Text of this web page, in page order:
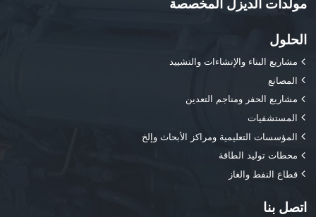
مولدات الديزل المخصصة
الحلول
مشاريع البناء والإنشاءات والتشييد
المصانع
مشاريع الحفر ومناجم التعدين
المستشفيات
المؤسسات التعليمية ومراكز الأبحاث وإلخ
محطات توليد الطاقة
قطاع النفط والغاز
اتصل بنا